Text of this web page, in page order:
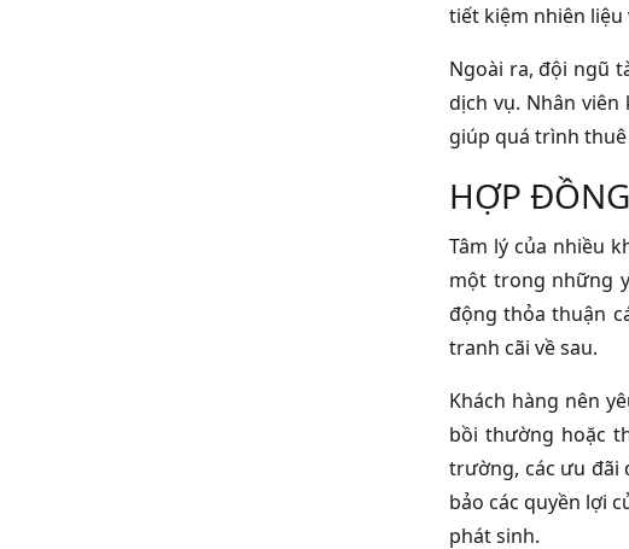
tiết kiệm nhiên
Ngoài ra, đội ngũ
dịch vụ. Nhân
giúp quá trình
HỢP
Tâm lý của nhiều
một trong những
động thỏa thuận
tranh cãi về sau.
Khách hàng nên
bồi thường hoặc
trường, các ưu đãi
bảo các quyền lợi
phát sinh.